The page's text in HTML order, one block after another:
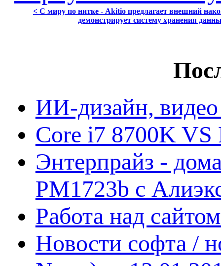
< С миру по нитке - Akitio предлагает внешний
демонстрирует систему хранения
ИИ-дизайн,
Core i7 8700K VS
Энтерпрайз -
PM1723b с
Работа над
Новости софта /